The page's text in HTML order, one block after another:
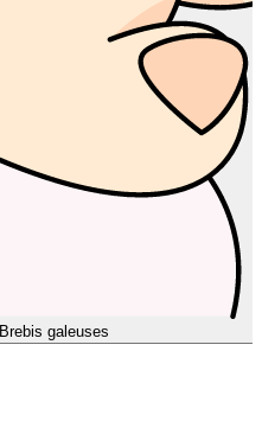
Brebis galeuses